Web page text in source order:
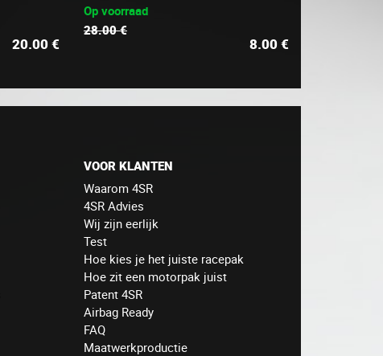
20.00€
Op voorraad
28.00 €
8.00€
VOOR KLANTEN
Waarom 4SR
4SR Advies
Wij zijn eerlijk
Test
Hoe kies je het juiste racepak
Hoe zit een motorpak juist
Patent 4SR
Airbag Ready
FAQ
Maatwerkproductie